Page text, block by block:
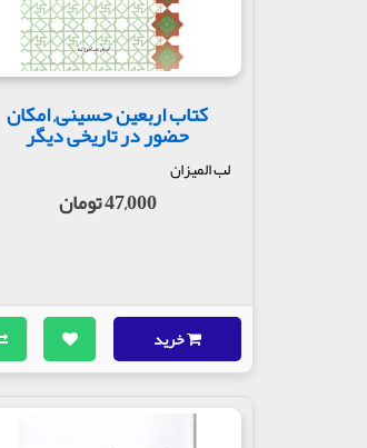
کتاب اربعین حسینی, امکان
حضور در تاریخی دیگر
لب المیزان
47,000 تومان
خرید